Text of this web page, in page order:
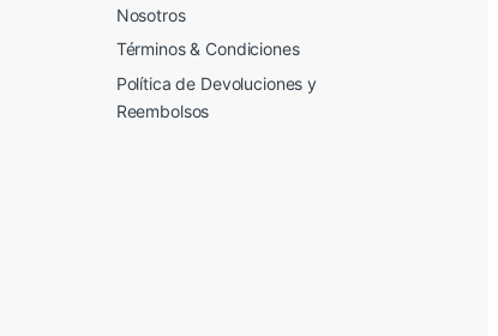
Nosotros
Términos & Condiciones
Política de Devoluciones y
Reembolsos